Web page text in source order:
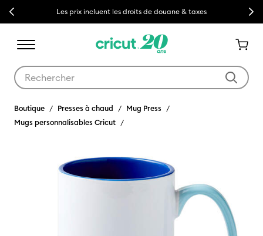
Previous Les prix incluent les droits de douane & taxes Next
Boutique Presses à chaud
Mug Press
Mugs personnalisables Cricut